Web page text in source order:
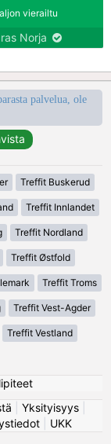
vierailtu
Norja
palvelua, ole
Treffit Buskerud
Treffit Innlandet
Treffit Nordland
Treffit Østfold
Treffit Troms
Treffit Vest-Agder
Treffit Vestland
Yksityisyys|
UKK